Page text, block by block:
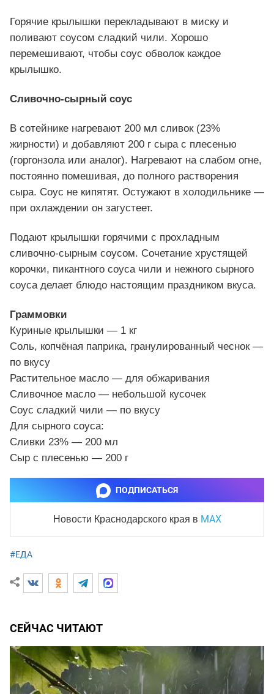
Горячие крылышки перекладывают в миску и
поливают соусом сладкий чили. Хорошо
перемешивают, чтобы соус обволок каждое
крылышко.
Сливочно-сырный соус
В сотейнике нагревают 200 мл сливок (23%
жирности) и добавляют 200 г сыра с плесенью
(горгонзола или аналог). Нагревают на слабом огне,
постоянно помешивая, до полного растворения
сыра. Соус не кипятят. Остужают в холодильнике —
при охлаждении он загустеет.
Подают крылышки горячими с прохладным
сливочно-сырным соусом. Сочетание хрустящей
корочки, пикантного соуса чили и нежного сырного
соуса делает блюдо настоящим праздником вкуса.
Граммовки
Куриные крылышки — 1 кг
Соль, копчёная паприка, гранулированный чеснок —
по вкусу
Растительное масло — для обжаривания
Сливочное масло — небольшой кусочек
Соус сладкий чили — по вкусу
Для сырного соуса:
Сливки 23% — 200 мл
Сыр с плесенью — 200 г
ПОДПИСАТЬСЯ
Новости Краснодарского края в MAX
#ЕДА
СЕЙЧАС ЧИТАЮТ